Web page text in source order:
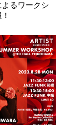
よるワークシ